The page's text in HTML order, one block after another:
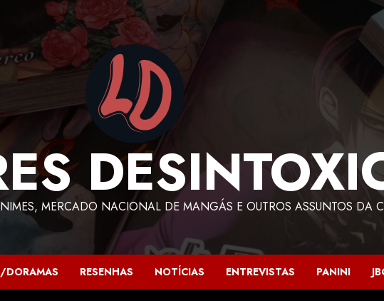
MERCADO NACIONAL DE MANGÁS E OUTROS ASSUNTOS DA
DORAMAS RESENHAS NOTÍCIAS ENTREVISTAS PANINI